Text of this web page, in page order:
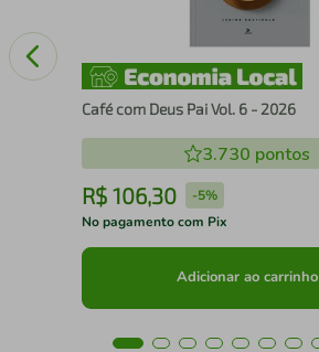
Café com Deus Pai Vol. 6 - 2026
3.730 pontos
R$ 106,30 -5%
No pagamento com Pix
Adicionar ao carrinho